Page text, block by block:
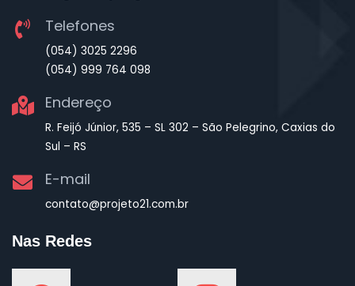
Telefones
(054) 3025 2296
(054) 999 764 098
Endereço
R. Feijó Júnior, 535 – SL 302 – São Pelegrino, Caxias do
Sul – RS
E-mail
contato@projeto21.com.br
Nas Redes